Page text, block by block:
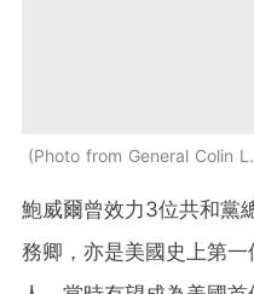
Photo from General Colin
鮑威爾曾效力3位共和黨
務卿，亦是美國史上第